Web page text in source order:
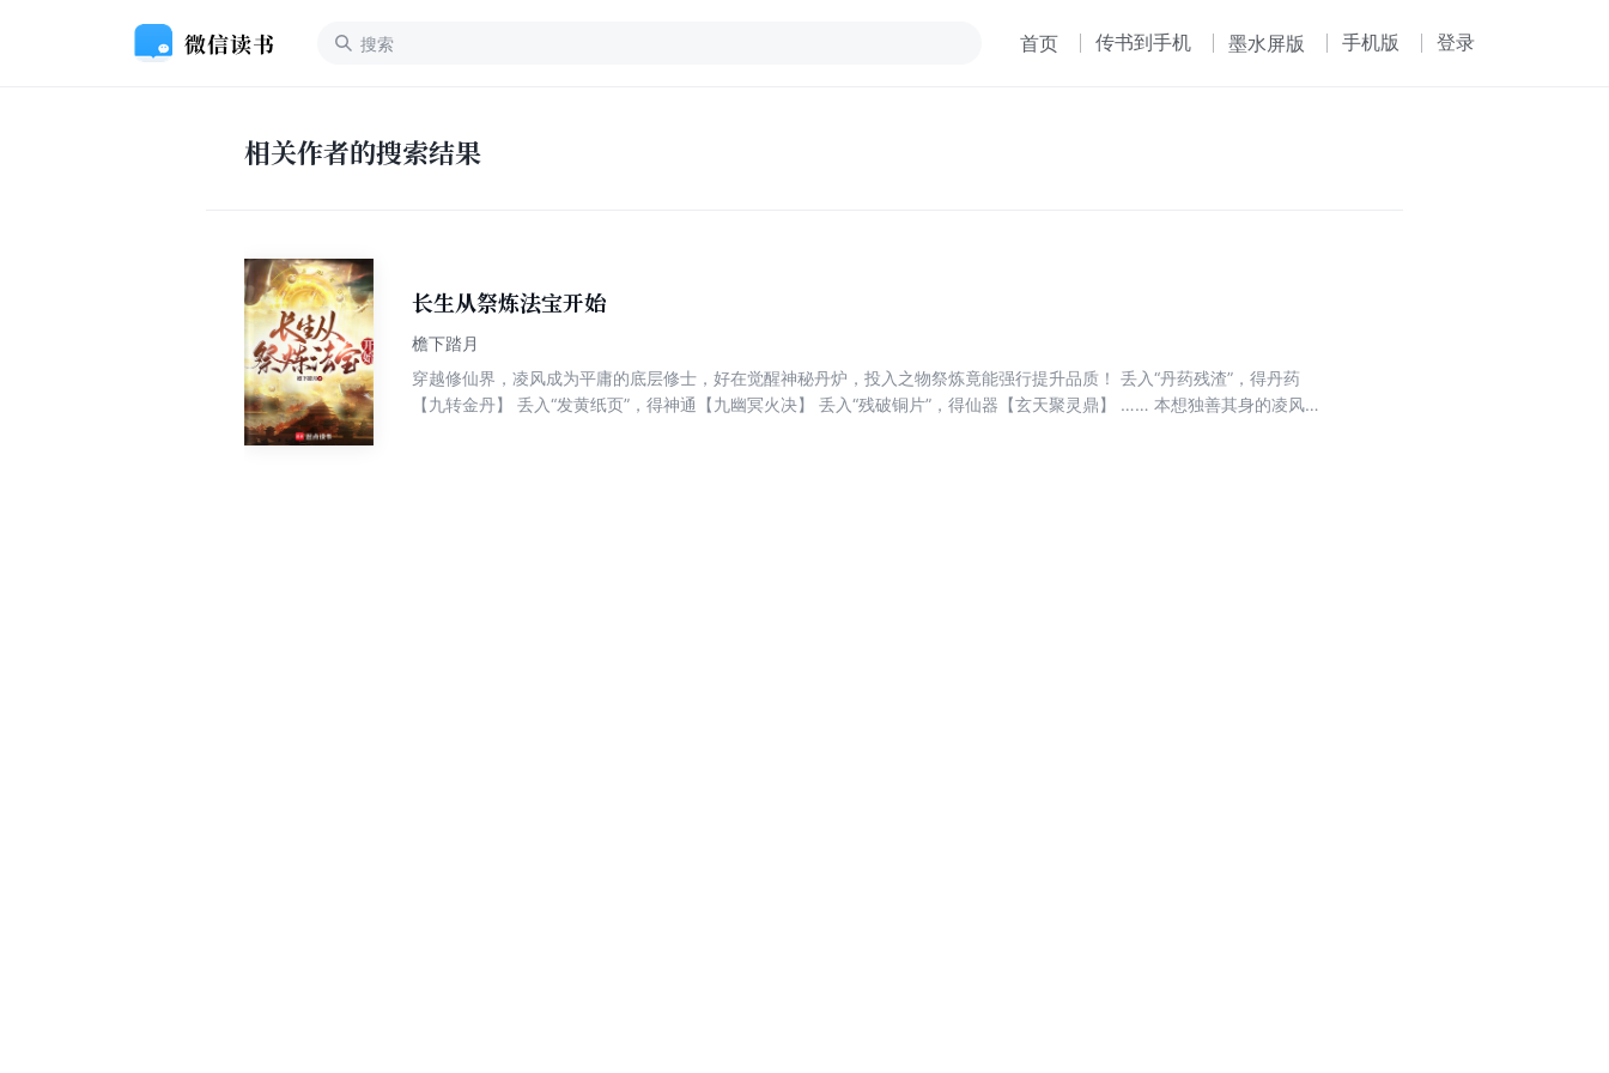
首页 传书到手机 墨水屏版 手机版 登录
相关作者的搜索结果
长生从祭炼法宝开始
檐下踏月
穿越修仙界，凌风成为平庸的底层修士，好在觉醒神秘丹炉，投入之物祭炼竟能强行提升品质！ 丢入“丹药残渣”，得丹药
【九转金丹】 丢入“发黄纸页”，得神通【九幽冥火决】 丢入“残破铜片”，得仙器【玄天聚灵鼎】 …… 本想独善其身的凌风，